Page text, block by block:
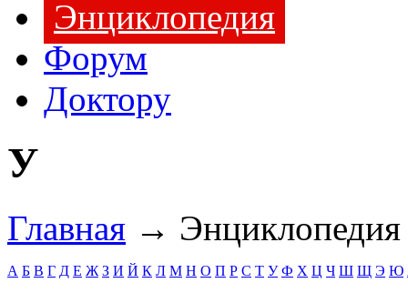
Энциклопедия
Форум
Доктору
У
Главная →
А Б В Г Д Е Ж З И Й К Л М Н О П Р С Т У Ф Х Ц Ч Ш Щ Э Ю